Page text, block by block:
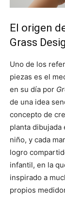
El origen
Grass
Uno de los
piezas es el
en su día por
de una idea
concepto de
planta dibujada
niño, y cada
logro
infantil, en la
inspirado a
propios